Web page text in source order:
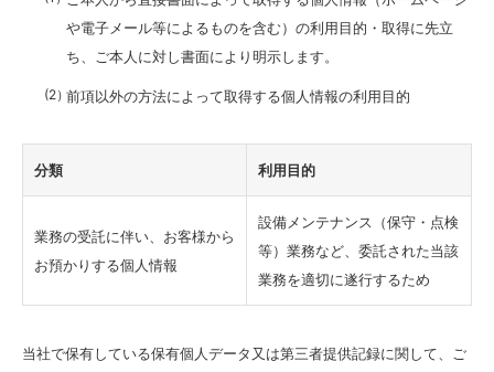
や電子メール等によるものを含む）の利用目的・取得に先立
ち、ご本人に対し書面により明示します。
前項以外の方法によって取得する個人情報の利用目的
分類 利用目的
業務の受託に伴い、お客様から
お預かりする個人情報
設備メンテナンス（保守・点検
等）業務など、委託された当該
業務を適切に遂行するため
当社で保有している保有個人データ又は第三者提供記録に関して、ご